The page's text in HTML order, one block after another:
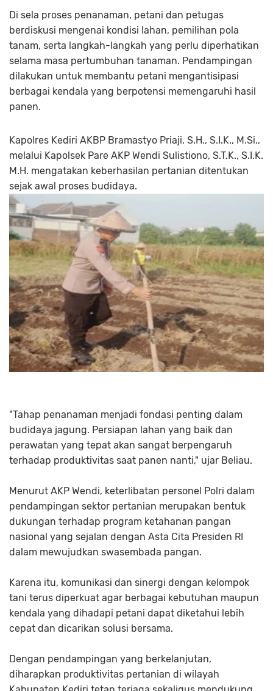
Di sela proses penanaman, petani dan petugas
berdiskusi mengenai kondisi lahan, pemilihan pola
tanam, serta langkah-langkah yang perlu diperhatikan
selama masa pertumbuhan tanaman. Pendampingan
dilakukan untuk membantu petani mengantisipasi
berbagai kendala yang berpotensi memengaruhi hasil
panen.
Kapolres Kediri AKBP Bramastyo Priaji, S.H., S.I.K., M.Si.,
melalui Kapolsek Pare AKP Wendi Sulistiono, S.T.K., S.I.K.
M.H. mengatakan keberhasilan pertanian ditentukan
sejak awal proses budidaya.
"Tahap penanaman menjadi fondasi penting dalam
budidaya jagung. Persiapan lahan yang baik dan
perawatan yang tepat akan sangat berpengaruh
terhadap produktivitas saat panen nanti," ujar Beliau.
Menurut AKP Wendi, keterlibatan personel Polri dalam
pendampingan sektor pertanian merupakan bentuk
dukungan terhadap program ketahanan pangan
nasional yang sejalan dengan Asta Cita Presiden RI
dalam mewujudkan swasembada pangan.
Karena itu, komunikasi dan sinergi dengan kelompok
tani terus diperkuat agar berbagai kebutuhan maupun
kendala yang dihadapi petani dapat diketahui lebih
cepat dan dicarikan solusi bersama.
Dengan pendampingan yang berkelanjutan,
diharapkan produktivitas pertanian di wilayah